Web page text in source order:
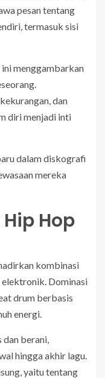
pesan tentang
termasuk sisi
ini menggambarkan
dan
diri menjadi inti
dalam diskografi
mereka
Hop
kombinasi
elektronik. Dominasi
drum berbasis
energi.
dan berani,
hingga akhir lagu.
yaitu tentang